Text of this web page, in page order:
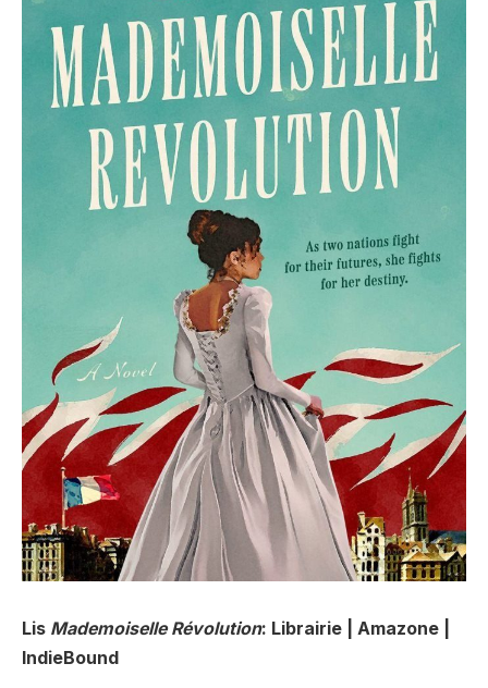
Lis Mademoiselle Révolution: Librairie | Amazone |
IndieBound